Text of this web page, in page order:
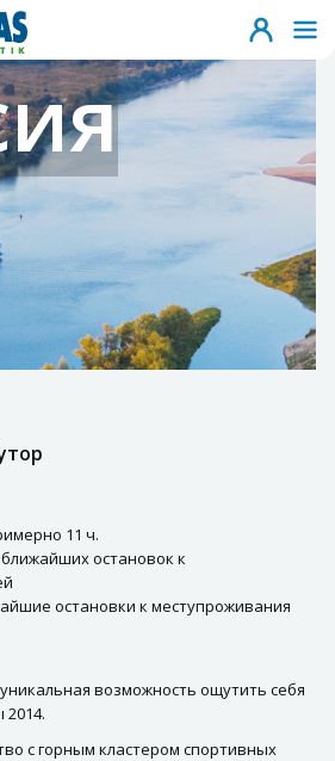
11 ч.
остановок к
остановки к меступроживания
возможность ощутить себя
с горным кластером спортивных